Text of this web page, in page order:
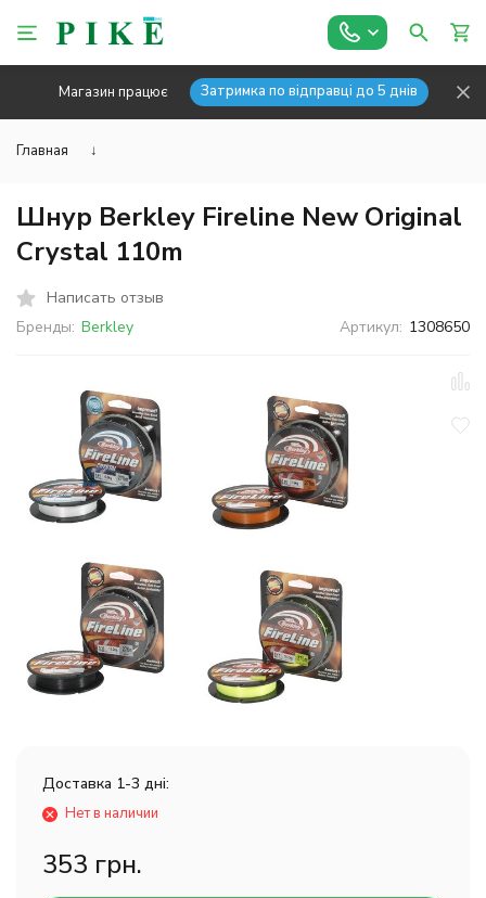
Магазин працює Затримка по відправці до 5 днів
Главная ↓
Шнур Berkley Fireline New Original
Crystal 110m
Написать отзыв
Бренды: Berkley Артикул: 1308650
Доставка 1-3 дні:
Нет в наличии
353 грн.